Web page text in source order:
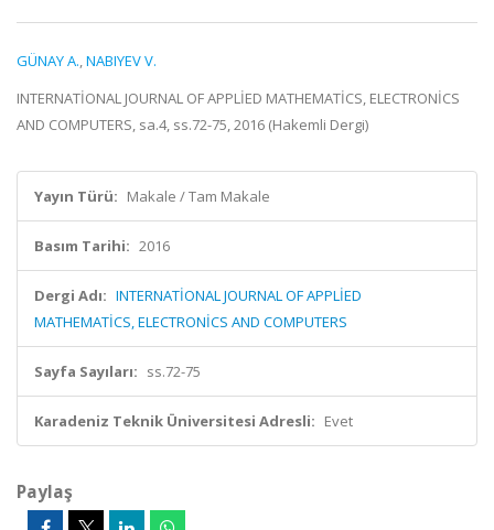
GÜNAY A.,NABIYEV V.
INTERNATİONAL JOURNAL OF APPLİED MATHEMATİCS, ELECTRONİCS
AND COMPUTERS, sa.4, ss.72-75, 2016 (Hakemli Dergi)
Yayın Türü: Makale / Tam Makale
Basım Tarihi: 2016
Dergi Adı: INTERNATİONAL JOURNAL OF APPLİED
MATHEMATİCS, ELECTRONİCS AND COMPUTERS
Sayfa Sayıları: ss.72-75
Karadeniz Teknik Üniversitesi Adresli: Evet
Paylaş